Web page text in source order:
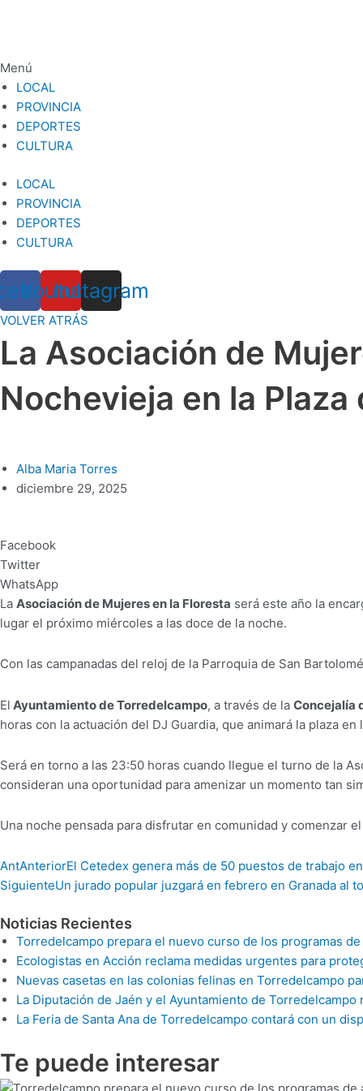
Menú
LOCAL
PROVINCIA
DEPORTES
CULTURA
LOCAL
PROVINCIA
DEPORTES
CULTURA
Youtube
Instagram
VOLVER ATRÁS
La Asociación de
Nochevieja en la Plaza
Alba Maria Torres
diciembre 29, 2025
Facebook
Twitter
WhatsApp
La Asociación de Mujeres en la Floresta será este año la
lugar el próximo miércoles a las doce de la noche.
Con las campanadas del reloj de la Parroquia de San
El Ayuntamiento de Torredelcampo, a través de la Concejalía
horas con la actuación del DJ Guardia, que animará la plaza
Será en torno a las 23:50 horas cuando llegue el turno de la
consideran una oportunidad para amenizar un momento tan
Una noche pensada para disfrutar en comunidad y comenzar
AntAnteriorEl Cetedex genera más de 50 puestos de trabajo
SiguienteUn jurado popular juzgará en febrero en Granada al
Noticias Recientes
Torredelcampo prepara el nuevo curso de los programas
Ecologistas en Acción reclama medidas urgentes para
Nuevas casetas en las colonias felinas en Torredelcampo
La Diputación de Jaén y el Ayuntamiento de
La Feria de Santa Ana de Torredelcampo contará con un
Te puede interesar